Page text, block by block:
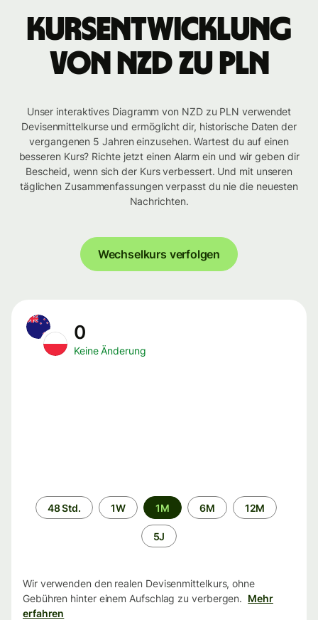
Kursentwicklung
von NZD zu PLN
Unser interaktives Diagramm von NZD zu PLN verwendet
Devisenmittelkurse und ermöglicht dir, historische Daten der
vergangenen 5 Jahren einzusehen. Wartest du auf einen
besseren Kurs? Richte jetzt einen Alarm ein und wir geben dir
Bescheid, wenn sich der Kurs verbessert. Und mit unseren
täglichen Zusammenfassungen verpasst du nie die neuesten
Nachrichten.
Wechselkurs verfolgen
0
Keine Änderung
Zeitraum
48 Std. 1W 1M 6M 12M
5J
Wir verwenden den realen Devisenmittelkurs, ohne
Gebühren hinter einem Aufschlag zu verbergen. Mehr
erfahren